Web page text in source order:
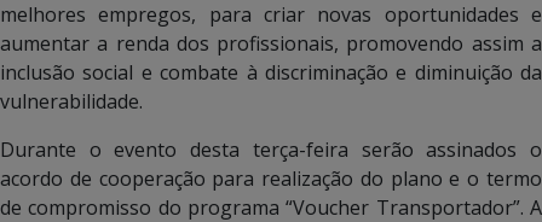
melhores empregos, para criar novas oportunidades e
aumentar a renda dos profissionais, promovendo assim a
inclusão social e combate à discriminação e diminuição da
vulnerabilidade.
Durante o evento desta terça-feira serão assinados o
acordo de cooperação para realização do plano e o termo
de compromisso do programa “Voucher Transportador”. A